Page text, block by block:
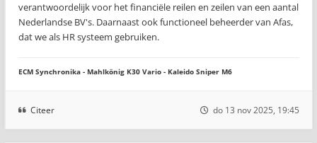
verantwoordelijk voor het financiële reilen en zeilen van een aantal
Nederlandse BV's. Daarnaast ook functioneel beheerder van Afas,
dat we als HR systeem gebruiken.
ECM Synchronika - Mahlkönig K30 Vario - Kaleido Sniper M6
Citeer do 13 nov 2025, 19:45